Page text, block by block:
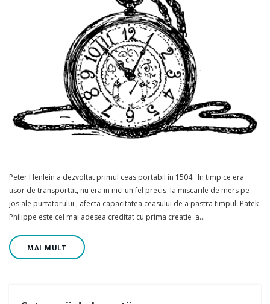
Peter Henlein a dezvoltat primul ceas portabil in 1504. In timp ce era
usor de transportat, nu era in nici un fel precis la miscarile de mers pe
jos ale purtatorului , afecta capacitatea ceasului de a pastra timpul. Patek
Philippe este cel mai adesea creditat cu prima creatie a…
MAI MULT